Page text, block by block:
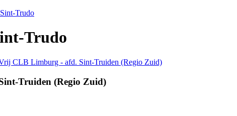
Trudo
Trudo
CLB Limburg - afd. Sint-Truiden (Regio Zuid)
Truiden (Regio Zuid)